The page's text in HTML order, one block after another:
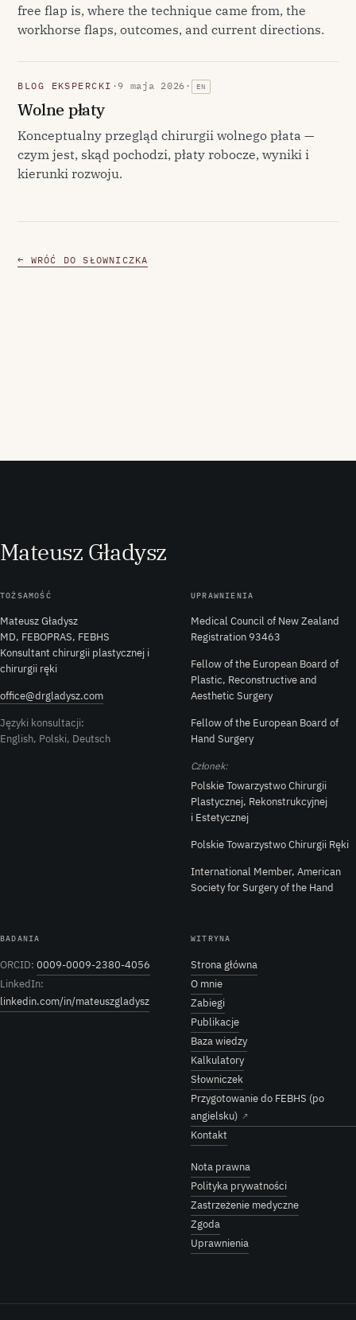
free flap is, where the technique came from, the
workhorse flaps, outcomes, and current directions.
BLOG EKSPERCKI ·9 maja 2026 · EN
Wolne płaty
Konceptualny przegląd chirurgii wolnego płata —
czym jest, skąd pochodzi, płaty robocze, wyniki i
kierunki rozwoju.
← WRÓĆ DO SŁOWNICZKA
Mateusz Gładysz
TOŻSAMOŚĆ
Mateusz Gładysz
MD, FEBOPRAS, FEBHS
Konsultant chirurgii plastycznej i
chirurgii ręki
office@drgladysz.com
Języki konsultacji:
English, Polski, Deutsch
UPRAWNIENIA
Medical Council of New Zealand
Registration 93463
Fellow of the European Board of
Plastic, Reconstructive and
Aesthetic Surgery
Fellow of the European Board of
Hand Surgery
Członek:
Polskie Towarzystwo Chirurgii
Plastycznej, Rekonstrukcyjnej
i Estetycznej
Polskie Towarzystwo Chirurgii Ręki
International Member, American
Society for Surgery of the Hand
BADANIA
ORCID: 0009-0009-2380-4056
LinkedIn:
linkedin.com/in/mateuszgladysz
WITRYNA
Strona główna
O mnie
Zabiegi
Publikacje
Baza wiedzy
Kalkulatory
Słowniczek
Przygotowanie do FEBHS (po
angielsku) ↗
Kontakt
Nota prawna
Polityka prywatności
Zastrzeżenie medyczne
Zgoda
Uprawnienia